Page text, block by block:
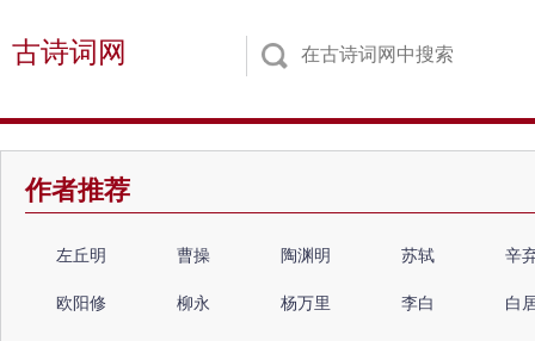
古诗词网
作者推荐
左丘明 曹操 陶渊明 苏轼 辛
欧阳修 柳永 杨万里 李白 白